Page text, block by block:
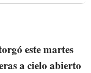
este martes
a cielo abierto